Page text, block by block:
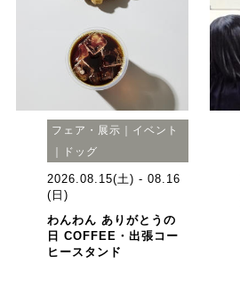
フェア・展示｜イベント
｜ドッグ
2026.08.15(土) - 08.16
(日)
わんわん ありがとうの
日 COFFEE・出張コー
ヒースタンド